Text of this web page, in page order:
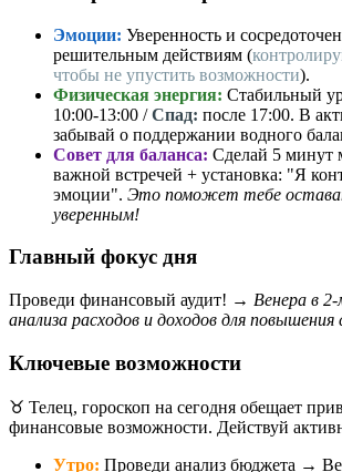
Эмоции: Уверенность и
решительным действиям (
чтобы не упустить возможности).
Физическая энергия: Стабильный
10:00-13:00 /Спад: после 17:00. В
забывай о поддержании водного
Совет для баланса: Сделай 5 минут
важной встречей + установка: "Я
эмоции". Это поможет тебе
уверенным!
Главный фокус дня
Проведи финансовый аудит! → Венера в
анализа расходов и доходов для
Ключевые возможности
♉️ Телец, гороскоп на сегодня обещает
финансовые возможности. Действуй
Утро: Проведи анализ бюджета →